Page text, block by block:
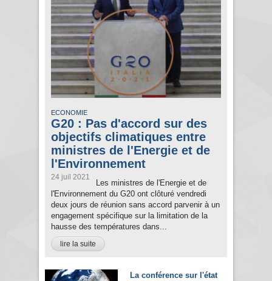
ECONOMIE
G20 : Pas d'accord sur des
objectifs climatiques entre
ministres de l'Energie et de
l'Environnement
24 juil 2021
Les ministres de l'Energie et de
l'Environnement du G20 ont clôturé vendredi
deux jours de réunion sans accord parvenir à un
engagement spécifique sur la limitation de la
hausse des températures dans...
lire la suite
La conférence sur l'état